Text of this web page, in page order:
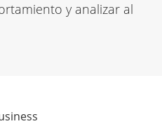
y analizar al